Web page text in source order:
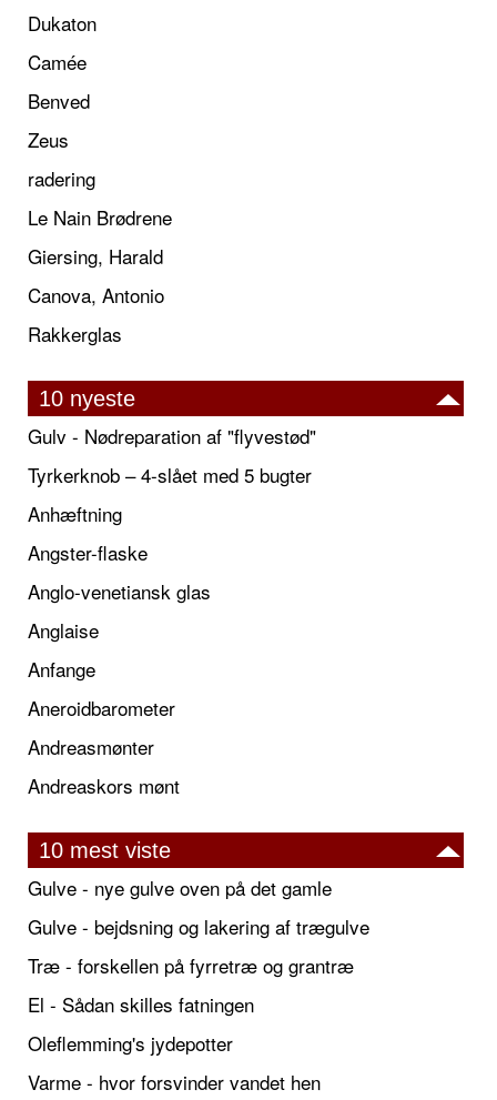
Dukaton
Camée
Benved
Zeus
radering
Le Nain Brødrene
Giersing, Harald
Canova, Antonio
Rakkerglas
10 nyeste
Gulv - Nødreparation af "flyvestød"
Tyrkerknob – 4-slået med 5 bugter
Anhæftning
Angster-flaske
Anglo-venetiansk glas
Anglaise
Anfange
Aneroidbarometer
Andreasmønter
Andreaskors mønt
10 mest viste
Gulve - nye gulve oven på det gamle
Gulve - bejdsning og lakering af trægulve
Træ - forskellen på fyrretræ og grantræ
El - Sådan skilles fatningen
Oleflemming's jydepotter
Varme - hvor forsvinder vandet hen